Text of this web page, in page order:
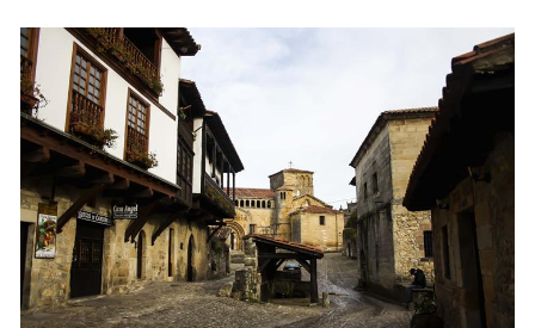
Eten & Restaurants
Kind & Familie
Lokale evenementen
Museum & Kunst
Natuur & buitenactiviteiten
Sport & avontuur
Stranden
Waar verblijven